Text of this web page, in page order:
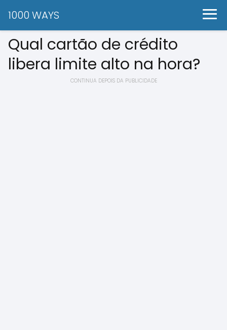
1000 WAYS
Qual cartão de crédito
libera limite alto na hora?
CONTINUA DEPOIS DA PUBLICIDADE